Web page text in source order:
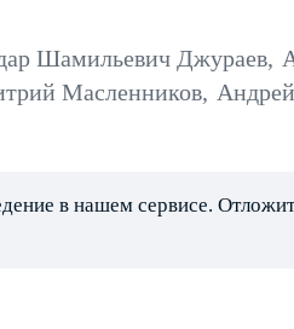
Шамильевич Джураев,
Масленников,
в нашем сервисе.